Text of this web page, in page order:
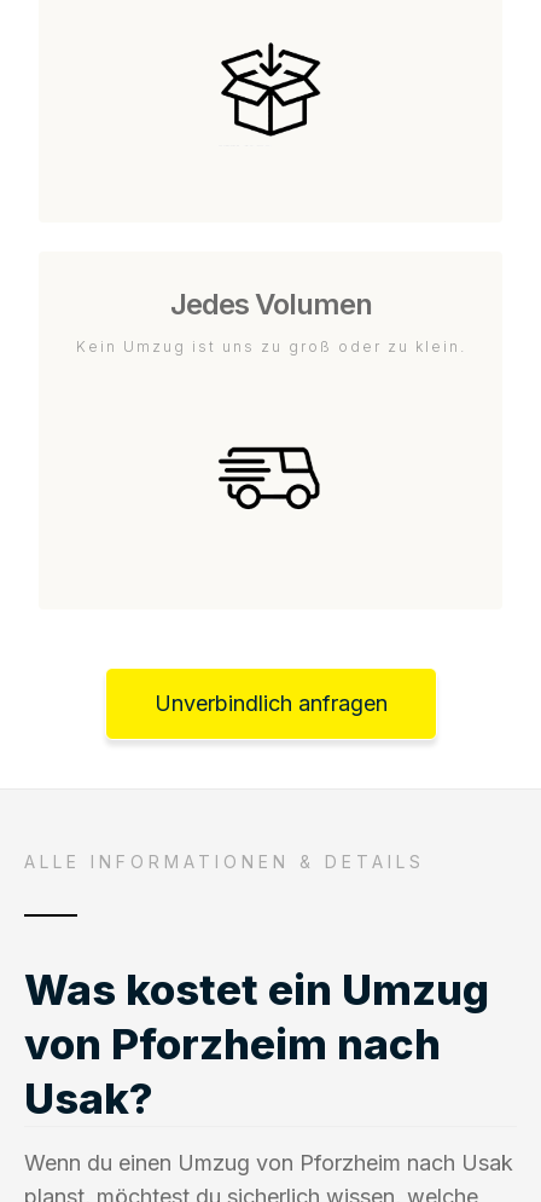
Jedes Volumen
Kein Umzug ist uns zu groß oder zu klein.
Unverbindlich anfragen
ALLE INFORMATIONEN & DETAILS
Was kostet ein Umzug
von Pforzheim nach
Usak?
Wenn du einen Umzug von Pforzheim nach Usak
planst, möchtest du sicherlich wissen, welche